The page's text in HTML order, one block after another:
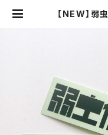
【NEW】弱